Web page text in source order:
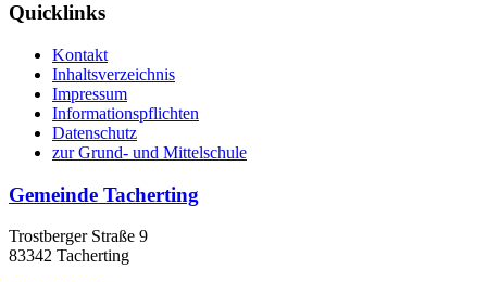
Quicklinks
Kontakt
Inhaltsverzeichnis
Impressum
Informationspflichten
Datenschutz
zur Grund- und Mittelschule
Gemeinde Tacherting
Trostberger Straße 9
83342 Tacherting